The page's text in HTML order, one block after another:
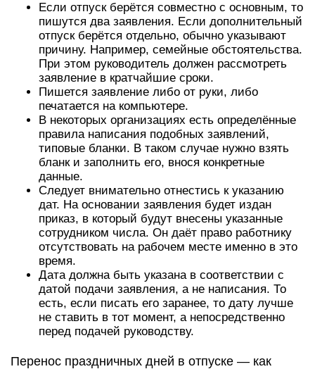
Если отпуск берётся совместно с основным, то
пишутся два заявления. Если дополнительный
отпуск берётся отдельно, обычно указывают
причину. Например, семейные обстоятельства.
При этом руководитель должен рассмотреть
заявление в кратчайшие сроки.
Пишется заявление либо от руки, либо
печатается на компьютере.
В некоторых организациях есть определённые
правила написания подобных заявлений,
типовые бланки. В таком случае нужно взять
бланк и заполнить его, внося конкретные
данные.
Следует внимательно отнестись к указанию
дат. На основании заявления будет издан
приказ, в который будут внесены указанные
сотрудником числа. Он даёт право работнику
отсутствовать на рабочем месте именно в это
время.
Дата должна быть указана в соответствии с
датой подачи заявления, а не написания. То
есть, если писать его заранее, то дату лучше
не ставить в тот момент, а непосредственно
перед подачей руководству.
Перенос праздничных дней в отпуске — как